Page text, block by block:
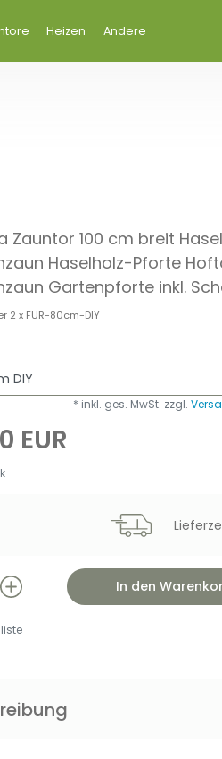
Heizen Andere
Zauntor 100 cm breit
Haselholz-Pforte
Gartenpforte inkl.
2 x FUR-80cm-DIY
EUR
In den
* inkl. ges. MwSt. zzgl.